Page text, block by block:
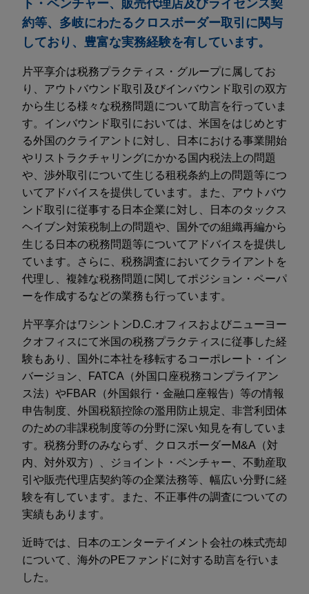
ト・ベンチャー、販売代理店及びライセンス契
約等、多岐にわたるクロスボーダー取引に関与
しており、豊富な実務経験を有しています。
片平享介は税務プラクティス・グループに属してお
り、アウトバウンド取引及びインバウンド取引の双方
から生じる様々な税務問題について助言を行っていま
す。インバウンド取引においては、米国をはじめとす
る外国のクライアントに対し、日本における事業開始
やリストラクチャリングにかかる国内税法上の問題
や、渉外取引について生じる租税条約上の問題等につ
いてアドバイスを提供しています。また、アウトバウ
ンド取引に従事する日本企業に対し、日本のタックス
ヘイブン対策税制上の問題や、国外での組織再編から
生じる日本の税務問題等についてアドバイスを提供し
ています。さらに、税務調査においてクライアントを
代理し、複雑な税務問題に関してポジション・ペーパ
ーを作成するなどの業務も行っています。
片平享介はワシントンD.C.オフィスおよびニューヨー
クオフィスにて米国の税務プラクティスに従事した経
験もあり、国外に本社を移転するコーポレート・イン
バージョン、FATCA（外国口座税務コンプライアン
ス法）やFBAR（外国銀行・金融口座報告）等の情報
申告制度、外国税額控除の濫用防止規定、非営利団体
のための非課税制度等の分野に深い知見を有していま
す。税務分野のみならず、クロスボーダーM&A（対
内、対外双方）、ジョイント・ベンチャー、不動産取
引や販売代理店契約等の企業法務等、幅広い分野に経
験を有しています。また、不正事件の調査についての
実績もあります。
近時では、日本のエンターテイメント会社の株式売却
について、海外のPEファンドに対する助言を行いま
した。